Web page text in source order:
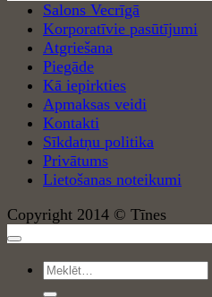
Salons Vecrīgā
Korporatīvie pasūtījumi
Atgriešana
Piegāde
Kā iepirkties
Apmaksas veidi
Kontakti
Sīkdatņu politika
Privātums
Lietošanas noteikumi
Copyright 2014 © Tīnes
Meklēt: